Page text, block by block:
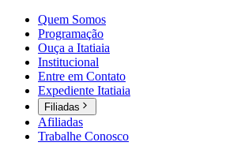
Quem Somos
Programação
Ouça a Itatiaia
Institucional
Entre em Contato
Expediente Itatiaia
Filiadas
Afiliadas
Trabalhe Conosco